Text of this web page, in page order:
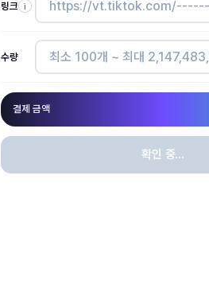
링크 i
수량
결제 금액
확인 중...